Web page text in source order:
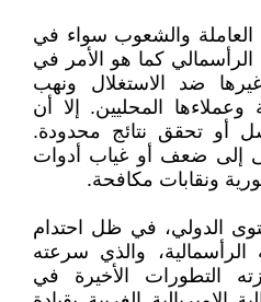
العاملة والشعوب سواء في
كما هو الأمر في
وغيرها ضد الاستغلال ونهب
وعملاءها المحليين. إلا أن
أو تحقق نتائج محدودة.
إلى ضعف أو غياب أدوات
ونقابات مكافحة.
الدولي، في ظل احتدام
والذي سرعته
التطورات الأخيرة في